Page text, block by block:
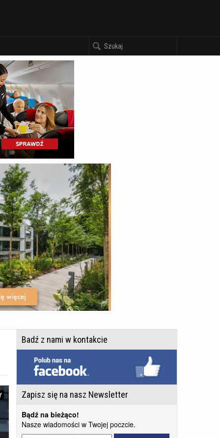
Badź z nami w kontakcie
Zapisz się na nasz Newsletter
Bądź na bieżąco!
Nasze wiadomości w Twojej poczcie.